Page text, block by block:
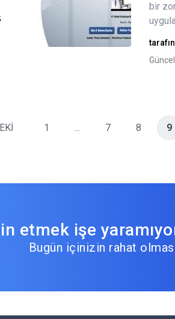
Twitter
bir
1 ... 7 8 9
etmek işe
Bugün içinizin rahat